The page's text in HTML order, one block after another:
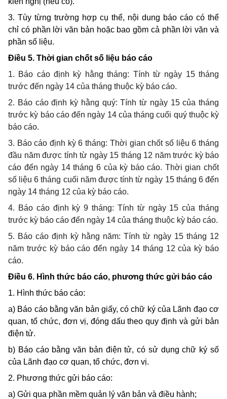
3. Tùy từng trường hợp cụ thể, nội dung báo cáo có thể
chỉ có phần lời văn bản hoặc bao gồm cả phần lời văn và
phần số liệu.
Điều 5. Thời gian chốt số liệu báo cáo
1. Báo cáo định kỳ hằng tháng: Tính từ ngày 15 tháng
trước đến ngày 14 của tháng thuộc kỳ báo cáo.
2. Báo cáo định kỳ hằng quý: Tính từ ngày 15 của tháng
trước kỳ báo cáo đến ngày 14 của tháng cuối quý thuộc kỳ
báo cáo.
3. Báo cáo định kỳ 6 tháng: Thời gian chốt số liệu 6 tháng
đầu năm được tính từ ngày 15 tháng 12 năm trước kỳ báo
cáo đến ngày 14 tháng 6 của kỳ báo cáo. Thời gian chốt
số liệu 6 tháng cuối năm được tính từ ngày 15 tháng 6 đến
ngày 14 tháng 12 của kỳ báo cáo.
4. Báo cáo định kỳ 9 tháng: Tính từ ngày 15 của tháng
trước kỳ báo cáo đến ngày 14 của tháng thuộc kỳ báo cáo.
5. Báo cáo định kỳ hằng năm: Tính từ ngày 15 tháng 12
năm trước kỳ báo cáo đến ngày 14 tháng 12 của kỳ báo
cáo.
Điều 6. Hình thức báo cáo, phương thức gửi báo cáo
1. Hình thức báo cáo:
a) Báo cáo bằng văn bản giấy, có chữ ký của Lãnh đạo cơ
quan, tổ chức, đơn vị, đóng dấu theo quy định và gửi bản
điện tử.
b) Báo cáo bằng văn bản điện tử, có sử dụng chữ ký số
của Lãnh đạo cơ quan, tổ chức, đơn vị.
2. Phương thức gửi báo cáo:
a) Gửi qua phần mềm quản lý văn bản và điều hành;